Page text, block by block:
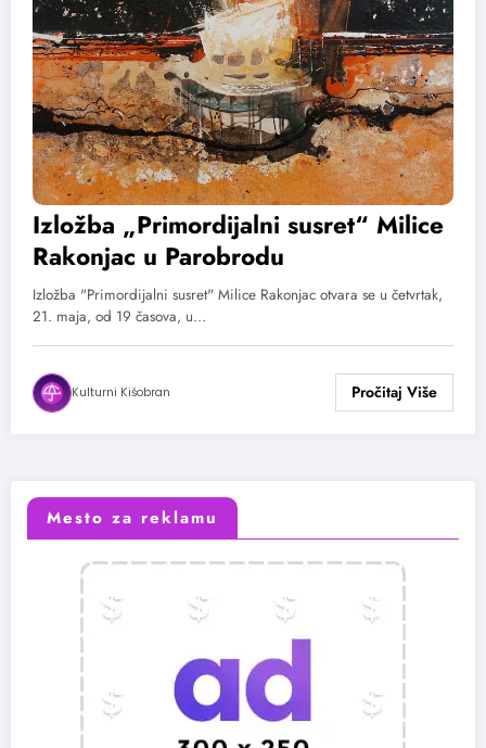
Izložba „Primordijalni susret“ Milice
Rakonjac u Parobrodu
Izložba "Primordijalni susret" Milice Rakonjac otvara se u četvrtak,
21. maja, od 19 časova, u…
Kulturni Kišobran
Mesto za reklamu